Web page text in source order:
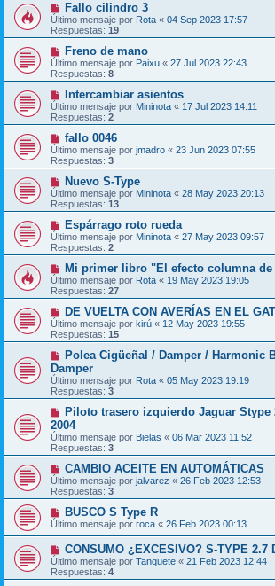
Fallo cilindro 3
Último mensaje por Rota « 04 Sep 2023 17:57
Respuestas: 19
Freno de mano
Último mensaje por Paixu « 27 Jul 2023 22:43
Respuestas: 8
Intercambiar asientos
Último mensaje por Mininota « 17 Jul 2023 14:11
Respuestas: 2
fallo 0046
Último mensaje por jmadro « 23 Jun 2023 07:55
Respuestas: 3
Nuevo S-Type
Último mensaje por Mininota « 28 May 2023 20:13
Respuestas: 13
Espárrago roto rueda
Último mensaje por Mininota « 27 May 2023 09:57
Respuestas: 2
Mi primer libro "El efecto columna
Último mensaje por Rota « 19 May 2023 19:05
Respuestas: 27
DE VUELTA CON AVERÍAS EN EL
Último mensaje por kirú « 12 May 2023 19:55
Respuestas: 15
Polea Cigüeñal / Damper / Harmonic
Damper
Último mensaje por Rota « 05 May 2023 19:19
Respuestas: 3
Piloto trasero izquierdo Jaguar Stype
2004
Último mensaje por Bielas « 06 Mar 2023 11:52
Respuestas: 3
CAMBIO ACEITE EN AUTOMÁTICAS
Último mensaje por jalvarez « 26 Feb 2023 12:53
Respuestas: 3
BUSCO S Type R
Último mensaje por roca « 26 Feb 2023 00:13
CONSUMO ¿EXCESIVO? S-TYPE 2.7
Último mensaje por Tanquete « 21 Feb 2023 12:44
Respuestas: 4